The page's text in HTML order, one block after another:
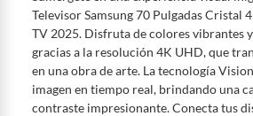
De conformidad con lo establecido en el
2011 en armonía con el artículo 3 de la Ley
para que el cliente ejerza su derecho de
hábiles contados a partir de la recepción del
producto deberá estar en las mismas
en su caja original, con los sellos y sin uso.
Televisor Samsung 70 Pulgadas Cristal
TV 2025. Disfruta de colores vibrantes
gracias a la resolución 4K UHD, que
en una obra de arte. La tecnología
imagen en tiempo real, brindando una
contraste impresionante. Conecta tus